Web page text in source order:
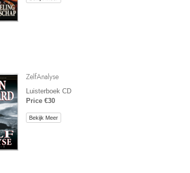
De Grondslagen van Public Relations
ZelfAnalyse
Luisterboek CD
Price €30
Bekijk Meer